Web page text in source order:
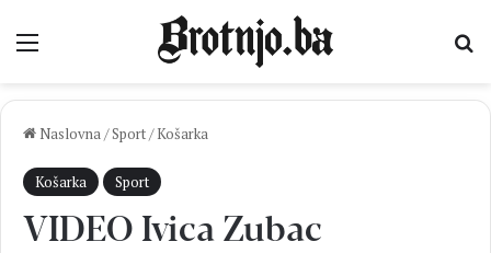
Izbornik
Naslovna/Sport/ Košarka
Košarka Sport
VIDEO Ivica Zubac